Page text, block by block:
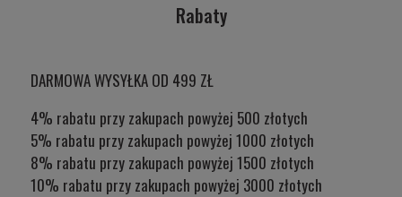
Rabaty
DARMOWA WYSYŁKA OD 499 ZŁ
4% rabatu przy zakupach powyżej 500 złotych
5% rabatu przy zakupach powyżej 1000 złotych
8% rabatu przy zakupach powyżej 1500 złotych
10% rabatu przy zakupach powyżej 3000 złotych